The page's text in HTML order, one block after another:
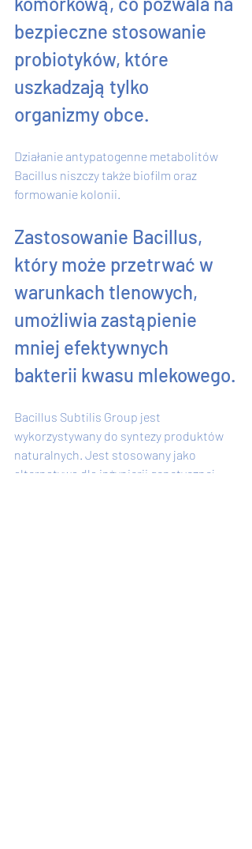
bezpieczne stosowanie
probiotyków, które
uszkadzają tylko
organizmy obce.
Działanie antypatogenne metabolitów
Bacillus niszczy także biofilm oraz
formowanie kolonii.
Zastosowanie Bacillus,
który może przetrwać w
warunkach tlenowych,
umożliwia zastąpienie
mniej efektywnych
bakterii kwasu mlekowego.
Bacillus Subtilis Group jest
wykorzystywany do syntezy produktów
naturalnych. Jest stosowany jako
alternatywa dla inżynierii genetycznej